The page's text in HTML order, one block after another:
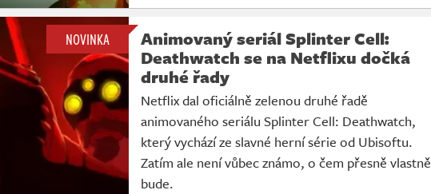
NOVINKA
Animovaný seriál Splinter Cell:
Deathwatch se na Netflixu dočká
druhé řady
Netflix dal oficiálně zelenou druhé řadě
animovaného seriálu Splinter Cell: Deathwatch,
který vychází ze slavné herní série od Ubisoftu.
Zatím ale není vůbec známo, o čem přesně vlastně
bude.